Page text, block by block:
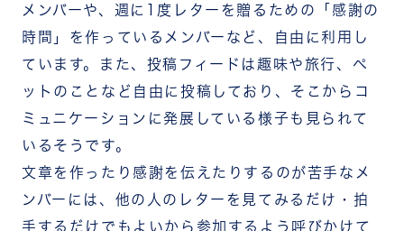
メンバーや、週に1度レターを贈るための「感謝の
時間」を作っているメンバーなど、自由に利用し
ています。また、投稿フィードは趣味や旅行、ペ
ットのことなど自由に投稿しており、そこからコ
ミュニケーションに発展している様子も見られて
いるそうです。
文章を作ったり感謝を伝えたりするのが苦手なメ
ンバーには、他の人のレターを見てみるだけ・拍
手するだけでもよいから参加するよう呼びかけて